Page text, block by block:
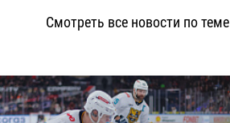
Смотреть все новости по теме